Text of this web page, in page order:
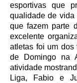
esportivas que
qualidade de vida
que fazem parte
excelente
atletas foi um dos
de Domingo na
atividade
Liga, Fabio e